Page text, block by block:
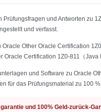
Prüfungsfragen und Antworten zu
und verfasst.
Oracle Other Oracle Certification
Oracle Certification 1Z0-811（
und Software zu Oracle
für das Prüfungsmaterial zu 100
und 100% Geld-zurück-